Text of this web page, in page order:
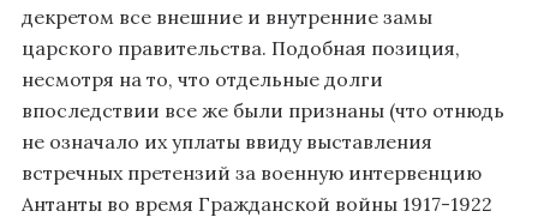
декретом все внешние и внутренние замы
царского правительства. Подобная позиция,
несмотря на то, что отдельные долги
впоследствии все же были признаны (что отнюдь
не означало их уплаты ввиду выставления
встречных претензий за военную интервенцию
Антанты во время Гражданской войны 1917-1922